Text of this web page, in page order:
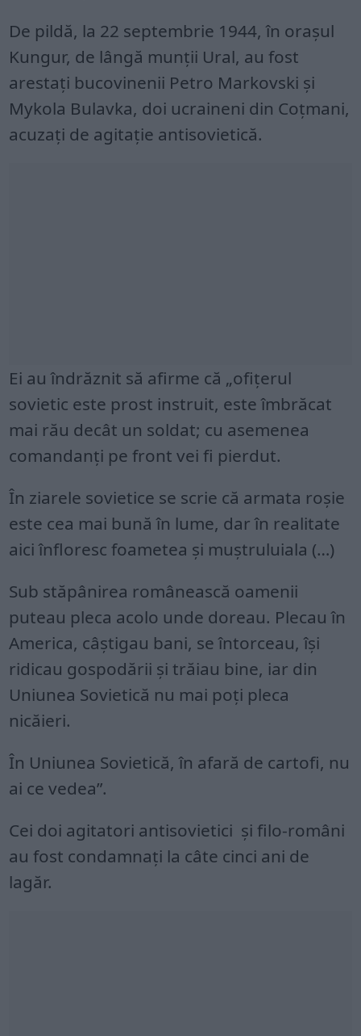
De pildă, la 22 septembrie 1944, în orașul
Kungur, de lângă munții Ural, au fost
arestați bucovinenii Petro Markovski și
Mykola Bulavka, doi ucraineni din Coțmani,
acuzați de agitație antisovietică.
Ei au îndrăznit să afirme că „ofițerul
sovietic este prost instruit, este îmbrăcat
mai rău decât un soldat; cu asemenea
comandanți pe front vei fi pierdut.
În ziarele sovietice se scrie că armata roșie
este cea mai bună în lume, dar în realitate
aici înfloresc foametea și muștruluiala (…)
Sub stăpânirea românească oamenii
puteau pleca acolo unde doreau. Plecau în
America, câștigau bani, se întorceau, își
ridicau gospodării și trăiau bine, iar din
Uniunea Sovietică nu mai poți pleca
nicăieri.
În Uniunea Sovietică, în afară de cartofi, nu
ai ce vedea”.
Cei doi agitatori antisovietici și filo‑români
au fost condamnați la câte cinci ani de
lagăr.